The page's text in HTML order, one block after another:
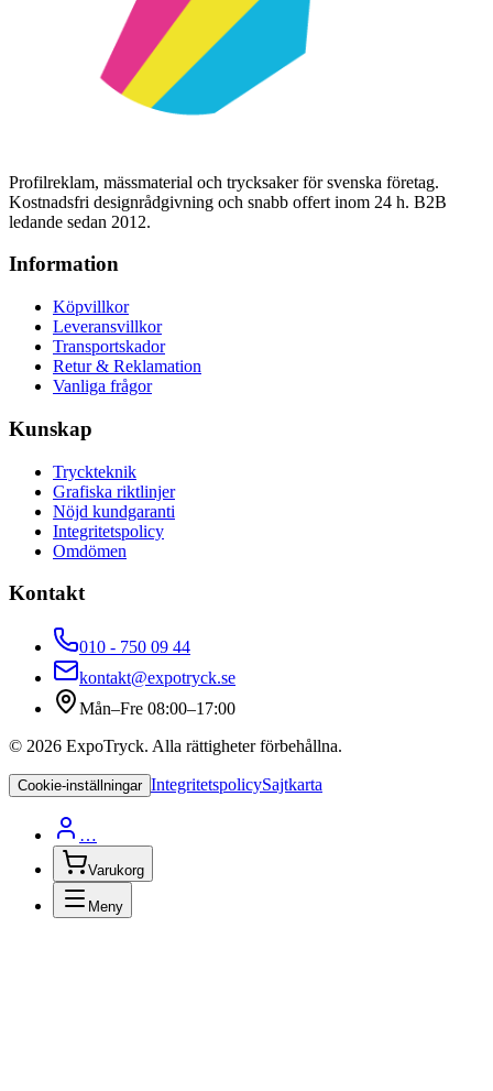
Profilreklam, mässmaterial och trycksaker för svenska företag.
Kostnadsfri designrådgivning och snabb offert inom 24 h. B2B
ledande sedan 2012.
Information
Köpvillkor
Leveransvillkor
Transportskador
Retur & Reklamation
Vanliga frågor
Kunskap
Tryckteknik
Grafiska riktlinjer
Nöjd kundgaranti
Integritetspolicy
Omdömen
Kontakt
010 - 750 09 44
kontakt@expotryck.se
Mån–Fre 08:00–17:00
© 2026 ExpoTryck. Alla rättigheter förbehållna.
Cookie-inställningar IntegritetspolicySajtkarta
…
Varukorg
Meny